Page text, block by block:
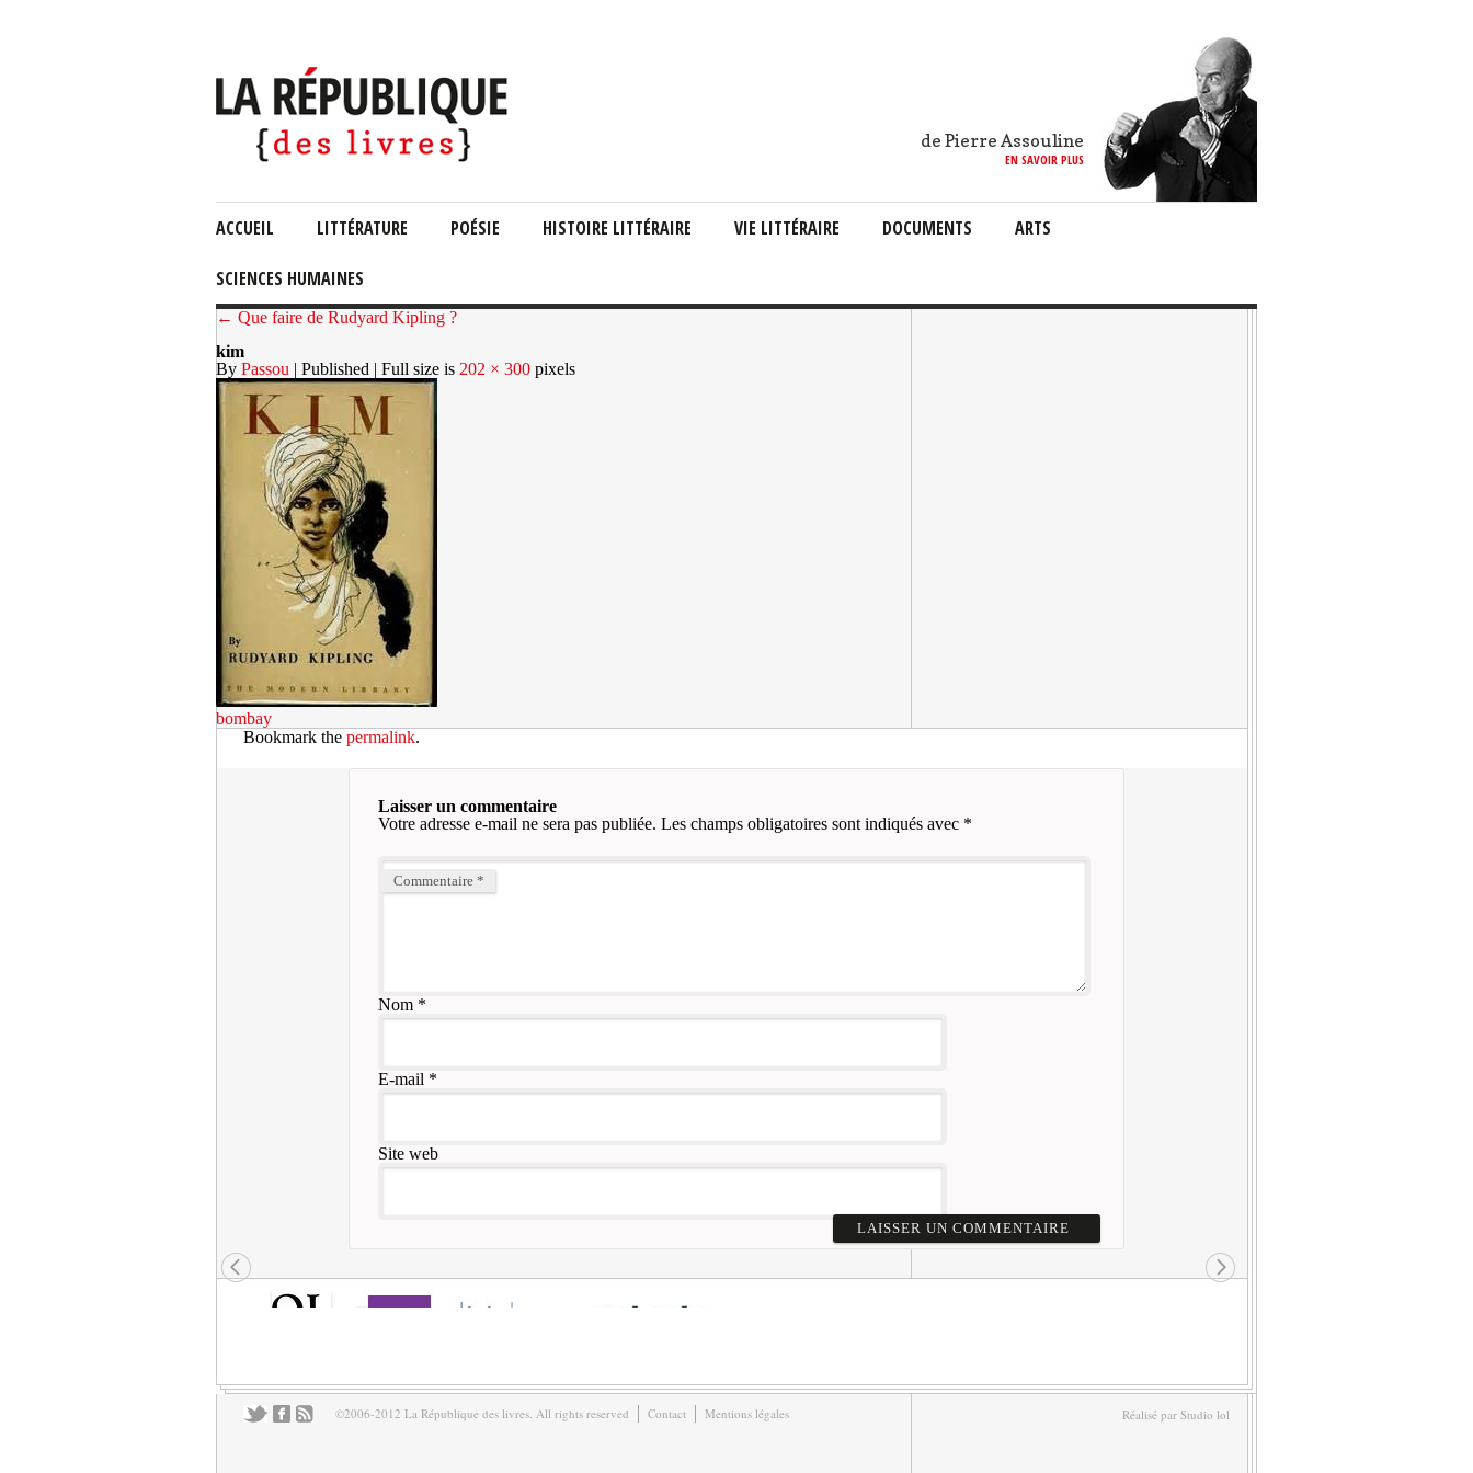
de Pierre Assouline
EN SAVOIR PLUS
ACCUEIL LITTÉRATURE POÉSIE HISTOIRE LITTÉRAIRE VIE LITTÉRAIRE DOCUMENTS ARTS
SCIENCES HUMAINES
← Que faire de Rudyard Kipling ?
kim
By Passou | Published | Full size is 202 × 300 pixels
bombay
Bookmark the permalink.
Laisser un commentaire
Votre adresse e-mail ne sera pas publiée. Les champs obligatoires sont indiqués avec *
Commentaire *
Nom*
E-mail *
Site web
Réalisé par Studio lol
©2006-2012 La République des livres. All rights reserved Contact Mentions légales